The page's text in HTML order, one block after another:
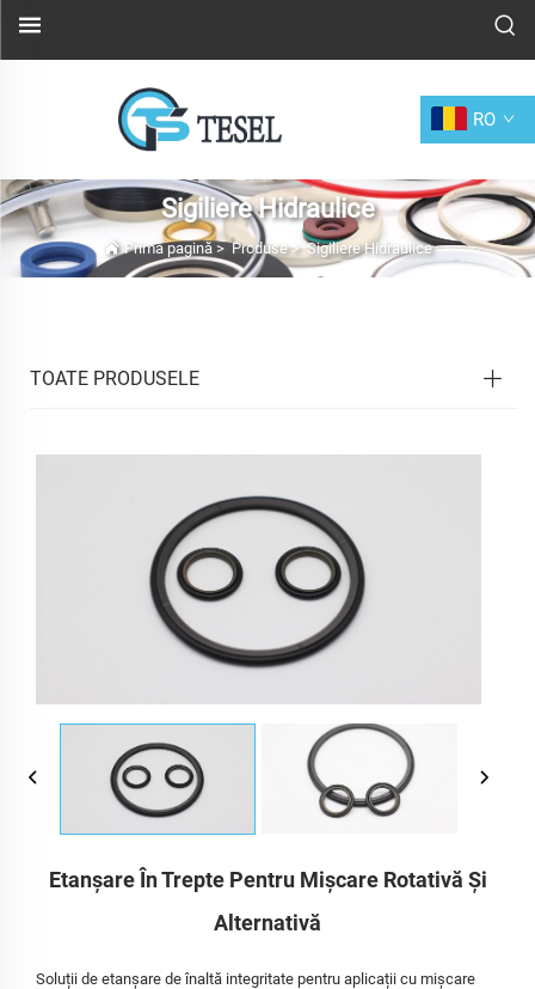
RO
Sigiliere Hidraulice
Prima pagină >Produse>Sigiliere Hidraulice
TOATE PRODUSELE
Etanșare În Trepte Pentru Mișcare Rotativă Și
Alternativă
Soluții de etanșare de înaltă integritate pentru aplicații cu mișcare